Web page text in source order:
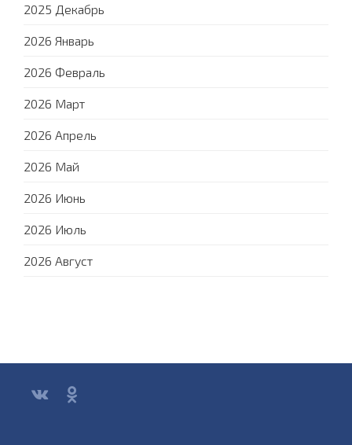
2025 Декабрь
2026 Январь
2026 Февраль
2026 Март
2026 Апрель
2026 Май
2026 Июнь
2026 Июль
2026 Август